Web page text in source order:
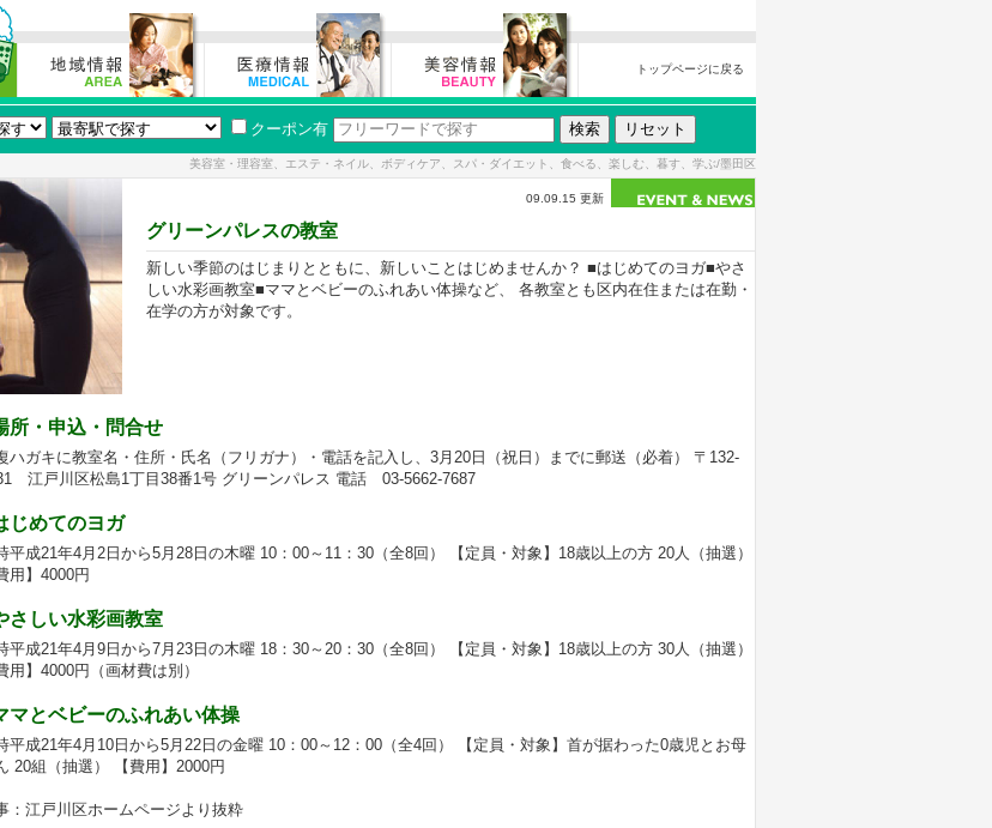
トップページに戻る
クーポン有
美容室・理容室、エステ・ネイル、ボディケア、スパ・ダイエット、食べる、楽しむ、暮す、学ぶ/墨田区
09.09.15 更新
グリーンパレスの教室
新しい季節のはじまりとともに、新しいことはじめませんか？ ■はじめてのヨガ■やさ
しい水彩画教室■ママとベビーのふれあい体操など、 各教室とも区内在住または在勤・
在学の方が対象です。
所・申込・問合せ
ハガキに教室名・住所・氏名（フリガナ）・電話を記入し、3月20日（祝日）までに郵送（必着） 〒132-
江戸川区松島1丁目38番1号 グリーンパレス 電話 03-5662-7687
じめてのヨガ
平成21年4月2日から5月28日の木曜 10：00～11：30（全8回） 【定員・対象】18歳以上の方 20人（抽選）
用】4000円
さしい水彩画教室
平成21年4月9日から7月23日の木曜 18：30～20：30（全8回） 【定員・対象】18歳以上の方 30人（抽選）
用】4000円（画材費は別）
マとベビーのふれあい体操
平成21年4月10日から5月22日の金曜 10：00～12：00（全4回） 【定員・対象】首が据わった0歳児とお母
20組（抽選） 【費用】2000円
：江戸川区ホームページより抜粋